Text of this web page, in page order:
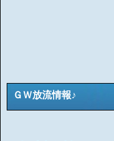
ＧＷ放流情報♪